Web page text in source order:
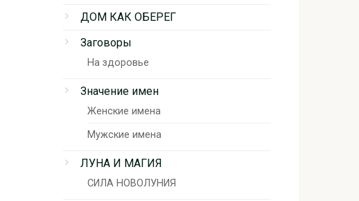
ДОМ КАК ОБЕРЕГ
Заговоры
На здоровье
Значение имен
Женские имена
Мужские имена
ЛУНА И МАГИЯ
СИЛА НОВОЛУНИЯ